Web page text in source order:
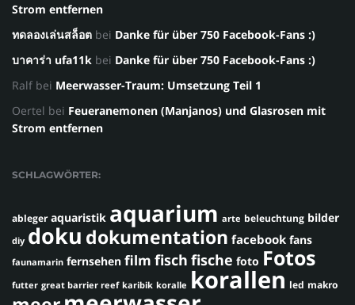
Strom entfernen
ทดลองเล่นสล็อต bei Danke für über 750 Facebook-Fans :)
บาคาร่า ufa11k bei Danke für über 750 Facebook-Fans :)
Ralf bei Meerwasser-Traum: Umsetzung Teil 1
Oertel bei Feueranemonen (Manjanos) und Glasrosen mit
Strom entfernen
SCHLAGWÖRTER:
ableger aquaristik aquarium arte beleuchtung bilder
diy doku dokumentation facebook fans
faunamarin fernsehen film fisch fische foto Fotos
futter great barrier reef karibik koralle korallen led makro